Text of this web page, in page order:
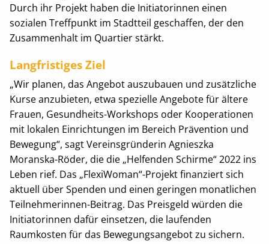
Durch ihr Projekt haben die Initiatorinnen einen
sozialen Treffpunkt im Stadtteil geschaffen, der den
Zusammenhalt im Quartier stärkt.
Langfristiges Ziel
„Wir planen, das Angebot auszubauen und zusätzliche
Kurse anzubieten, etwa spezielle Angebote für ältere
Frauen, Gesundheits-Workshops oder Kooperationen
mit lokalen Einrichtungen im Bereich Prävention und
Bewegung“, sagt Vereinsgründerin Agnieszka
Moranska-Röder, die die „Helfenden Schirme“ 2022 ins
Leben rief. Das „FlexiWoman“-Projekt finanziert sich
aktuell über Spenden und einen geringen monatlichen
Teilnehmerinnen-Beitrag. Das Preisgeld würden die
Initiatorinnen dafür einsetzen, die laufenden
Raumkosten für das Bewegungsangebot zu sichern.